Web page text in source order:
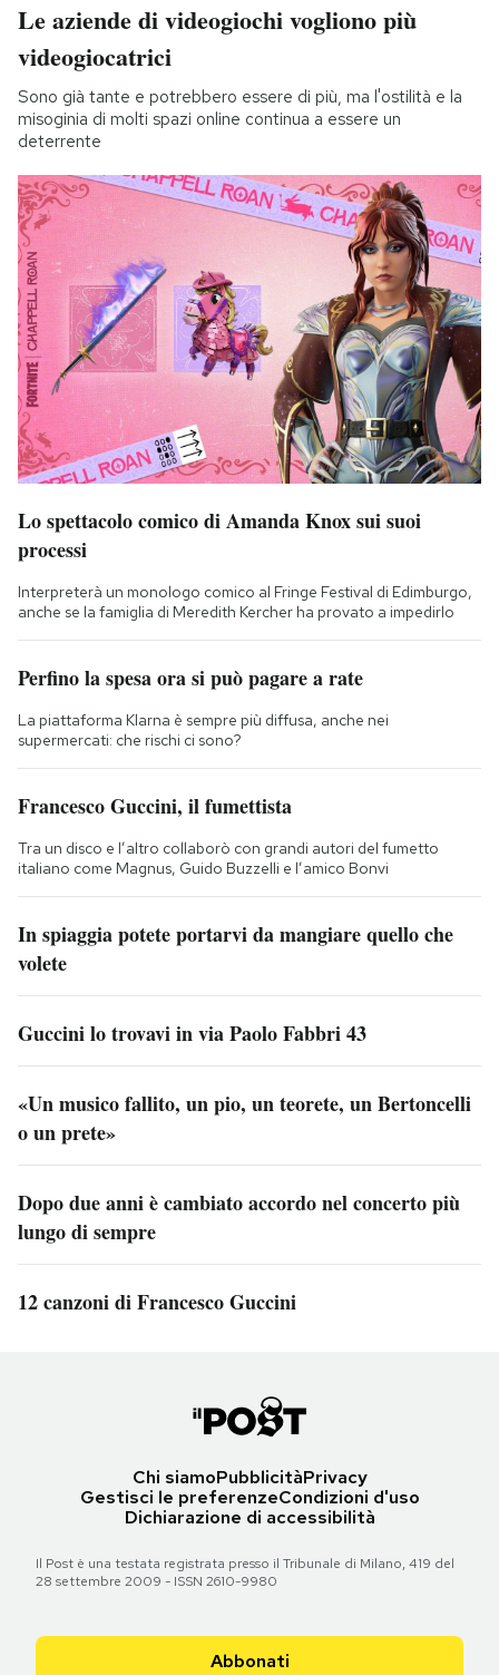
Le aziende di videogiochi vogliono più
videogiocatrici
Sono già tante e potrebbero essere di più, ma l'ostilità e la
misoginia di molti spazi online continua a essere un
deterrente
Lo spettacolo comico di Amanda Knox sui suoi
processi
Interpreterà un monologo comico al Fringe Festival di Edimburgo,
anche se la famiglia di Meredith Kercher ha provato a impedirlo
Perfino la spesa ora si può pagare a rate
La piattaforma Klarna è sempre più diffusa, anche nei
supermercati: che rischi ci sono?
Francesco Guccini, il fumettista
Tra un disco e l’altro collaborò con grandi autori del fumetto
italiano come Magnus, Guido Buzzelli e l’amico Bonvi
In spiaggia potete portarvi da mangiare quello che
volete
Guccini lo trovavi in via Paolo Fabbri 43
«Un musico fallito, un pio, un teorete, un Bertoncelli
o un prete»
Dopo due anni è cambiato accordo nel concerto più
lungo di sempre
12 canzoni di Francesco Guccini
Chi siamoPubblicitàPrivacy
Gestisci le preferenzeCondizioni d'uso
Dichiarazione di accessibilità
Il Post è una testata registrata presso il Tribunale di Milano, 419 del
28 settembre 2009 - ISSN 2610-9980
Abbonati